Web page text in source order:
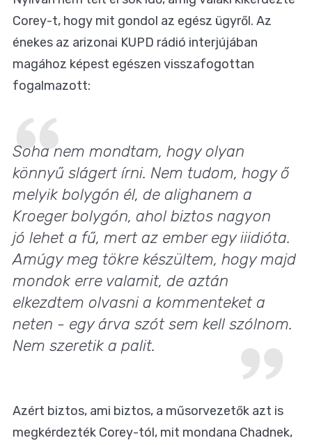
Corey-t, hogy mit gondol az egész ügyről. Az
énekes az arizonai KUPD rádió interjújában
magához képest egészen visszafogottan
fogalmazott:
Soha nem mondtam, hogy olyan
könnyű slágert írni. Nem tudom, hogy ő
melyik bolygón él, de alighanem a
Kroeger bolygón, ahol biztos nagyon
jó lehet a fű, mert az ember egy iiidióta.
Amúgy meg tökre készültem, hogy majd
mondok erre valamit, de aztán
elkezdtem olvasni a kommenteket a
neten - egy árva szót sem kell szólnom.
Nem szeretik a palit.
Azért biztos, ami biztos, a műsorvezetők azt is
megkérdezték Corey-tól, mit mondana Chadnek,